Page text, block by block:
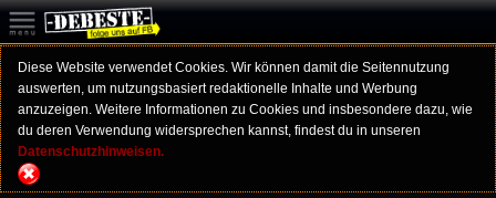
Diese Website verwendet Cookies. Wir können damit die Seitennutzung
auswerten, um nutzungsbasiert redaktionelle Inhalte und Werbung
anzuzeigen. Weitere Informationen zu Cookies und insbesondere dazu, wie
du deren Verwendung widersprechen kannst, findest du in unseren
Datenschutzhinweisen.